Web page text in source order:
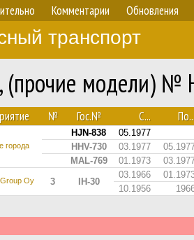
Комментарии Обновления
транспорт
модели) №
№ Гос.№ С...
города
HJN-838
05.1977
HHV-730
03.1977
MAL-769
01.1973
Oy 3 IH-30
03.1966
10.1956